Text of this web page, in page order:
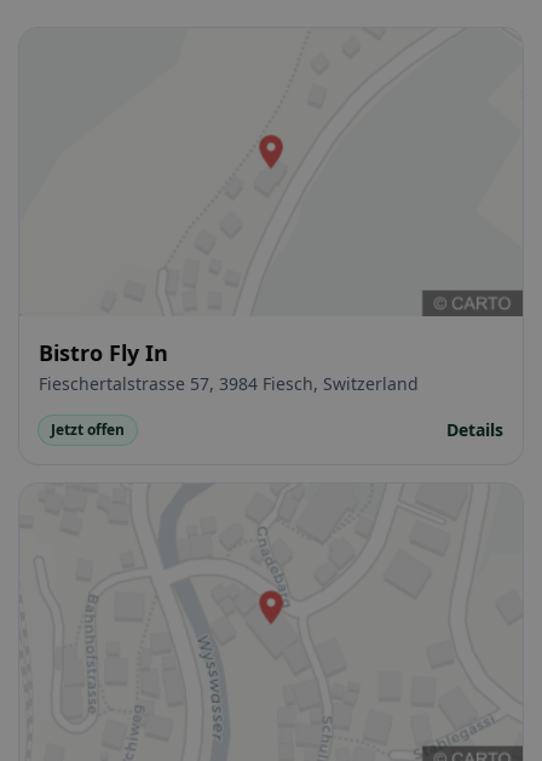
Bistro Fly In
Fieschertalstrasse 57, 3984 Fiesch, Switzerland
Jetzt offen Details